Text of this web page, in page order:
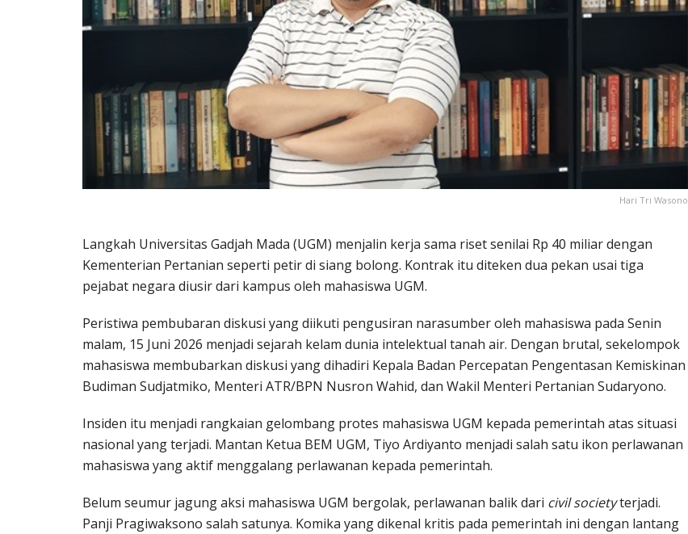
Hari Tri Wasono
Langkah Universitas Gadjah Mada (UGM) menjalin kerja sama riset senilai Rp 40 miliar dengan
Kementerian Pertanian seperti petir di siang bolong. Kontrak itu diteken dua pekan usai tiga
pejabat negara diusir dari kampus oleh mahasiswa UGM.
Peristiwa pembubaran diskusi yang diikuti pengusiran narasumber oleh mahasiswa pada Senin
malam, 15 Juni 2026 menjadi sejarah kelam dunia intelektual tanah air. Dengan brutal, sekelompok
mahasiswa membubarkan diskusi yang dihadiri Kepala Badan Percepatan Pengentasan Kemiskinan
Budiman Sudjatmiko, Menteri ATR/BPN Nusron Wahid, dan Wakil Menteri Pertanian Sudaryono.
Insiden itu menjadi rangkaian gelombang protes mahasiswa UGM kepada pemerintah atas situasi
nasional yang terjadi. Mantan Ketua BEM UGM, Tiyo Ardiyanto menjadi salah satu ikon perlawanan
mahasiswa yang aktif menggalang perlawanan kepada pemerintah.
Belum seumur jagung aksi mahasiswa UGM bergolak, perlawanan balik dari civil societyterjadi.
Panji Pragiwaksono salah satunya. Komika yang dikenal kritis pada pemerintah ini dengan lantang